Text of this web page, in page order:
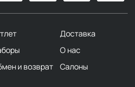
Доставка
О нас
и возврат
Салоны